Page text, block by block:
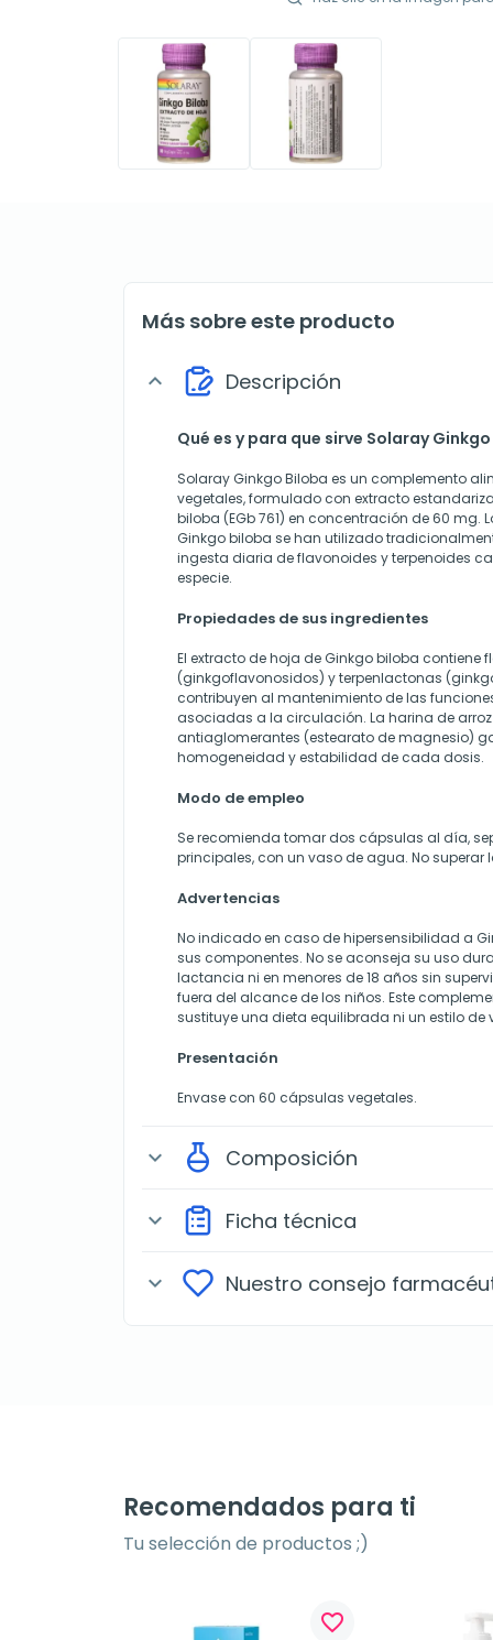
Más sobre este producto
expand_more Descripción
Qué es y para que sirve Solaray
Solaray Ginkgo Biloba es un complemento
vegetales, formulado con extracto
biloba (EGb 761) en concentración de 60 mg.
Ginkgo biloba se han utilizado
ingesta diaria de flavonoides y terpenoides
especie.
Propiedades de sus ingredientes
El extracto de hoja de Ginkgo biloba contiene
(ginkgoflavonosidos) y terpenlactonas
contribuyen al mantenimiento de las
asociadas a la circulación. La harina de
antiaglomerantes (estearato de magnesio)
homogeneidad y estabilidad de cada dosis.
Modo de empleo
Se recomienda tomar dos cápsulas al día,
principales, con un vaso de agua. No
Advertencias
No indicado en caso de hipersensibilidad a
sus componentes. No se aconseja su uso
lactancia ni en menores de 18 años sin
fuera del alcance de los niños. Este
sustituye una dieta equilibrada ni un estilo de
Presentación
Envase con 60 cápsulas vegetales.
expand_more Composición
expand_more Ficha técnica
expand_more Nuestro consejo
Recomendados para ti
Tu selección de productos ;)
favorite_border